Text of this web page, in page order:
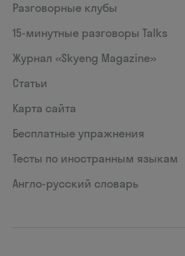
Разговорные клубы
15‑минутные разговоры Talks
Журнал «Skyeng Magazine»
Статьи
Карта сайта
Бесплатные упражнения
Тесты по иностранным языкам
Англо-русский словарь